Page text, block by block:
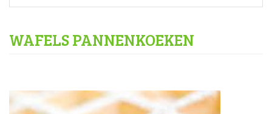
WAFELS PANNENKOEKEN